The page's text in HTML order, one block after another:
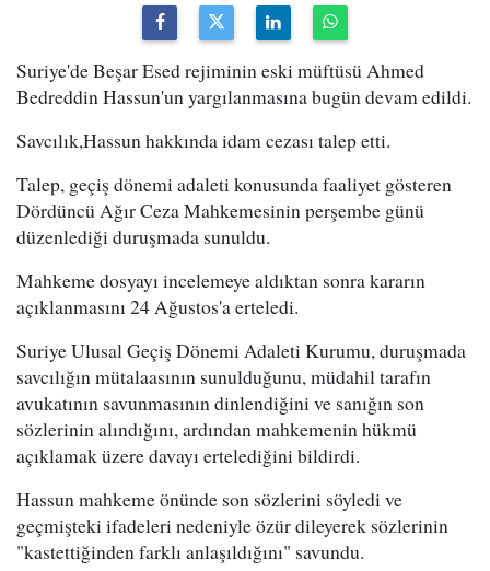
Suriye'de Beşar Esed rejiminin eski müftüsü Ahmed
Bedreddin Hassun'un yargılanmasına bugün devam edildi.
Savcılık,Hassun hakkında idam cezası talep etti.
Talep, geçiş dönemi adaleti konusunda faaliyet gösteren
Dördüncü Ağır Ceza Mahkemesinin perşembe günü
düzenlediği duruşmada sunuldu.
Mahkeme dosyayı incelemeye aldıktan sonra kararın
açıklanmasını 24 Ağustos'a erteledi.
Suriye Ulusal Geçiş Dönemi Adaleti Kurumu, duruşmada
savcılığın mütalaasının sunulduğunu, müdahil tarafın
avukatının savunmasının dinlendiğini ve sanığın son
sözlerinin alındığını, ardından mahkemenin hükmü
açıklamak üzere davayı ertelediğini bildirdi.
Hassun mahkeme önünde son sözlerini söyledi ve
geçmişteki ifadeleri nedeniyle özür dileyerek sözlerinin
"kastettiğinden farklı anlaşıldığını" savundu.